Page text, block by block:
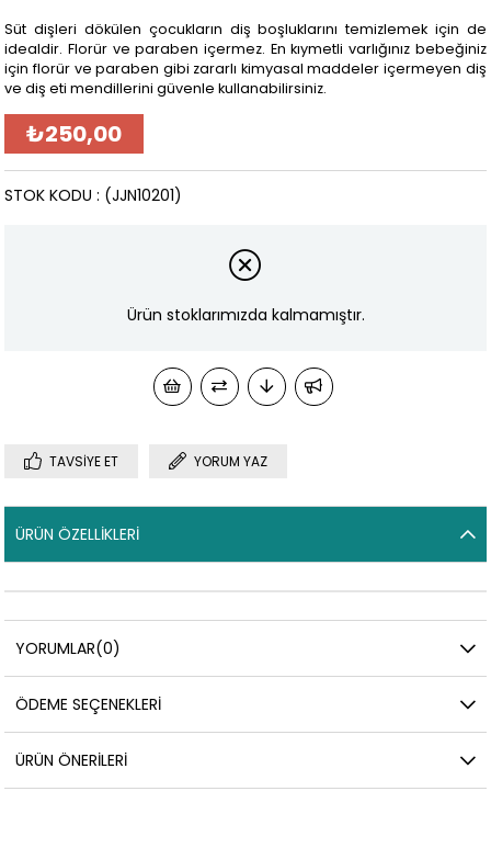
Süt dişleri dökülen çocukların diş boşluklarını temizlemek için de
idealdir. Florür ve paraben içermez. En kıymetli varlığınız bebeğiniz
için florür ve paraben gibi zararlı kimyasal maddeler içermeyen diş
ve diş eti mendillerini güvenle kullanabilirsiniz.
₺250,00
(JJN10201)
STOK KODU
Ürün stoklarımızda kalmamıştır.
TAVSIYE ET YORUM YAZ
ÜRÜN ÖZELLIKLERI
YORUMLAR(0)
ÖDEME SEÇENEKLERI
ÜRÜN ÖNERILERI